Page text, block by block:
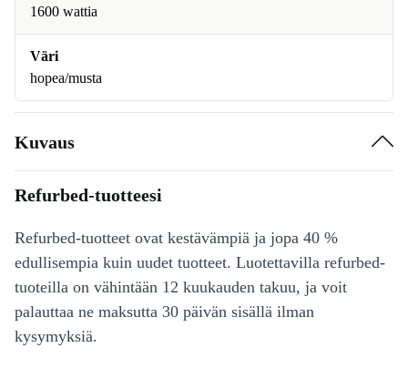
1600 wattia
Väri
hopea/musta
Kuvaus
Refurbed-tuotteesi
Refurbed-tuotteet ovat kestävämpiä ja jopa 40 %
edullisempia kuin uudet tuotteet. Luotettavilla refurbed-
tuoteilla on vähintään 12 kuukauden takuu, ja voit
palauttaa ne maksutta 30 päivän sisällä ilman
kysymyksiä.